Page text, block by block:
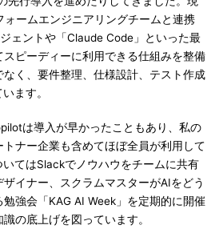
ォームエンジニアリングチームと連携
ェントや「Claude Code」といった最
ピーディーに利用できる仕組みを整備
なく、要件整理、仕様設計、テスト作成
ます。
は導入が早かったこともあり、私の
ナー企業も含めてほぼ全員が利用して
てはSlackでノウハウをチームに共有
イナー、スクラムマスターがAIをどう
強会「KAG AI Week」を定期的に開催
の底上げを図っています。